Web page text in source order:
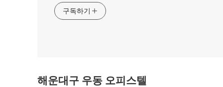
구독하기
해운대구 우동 오피스텔